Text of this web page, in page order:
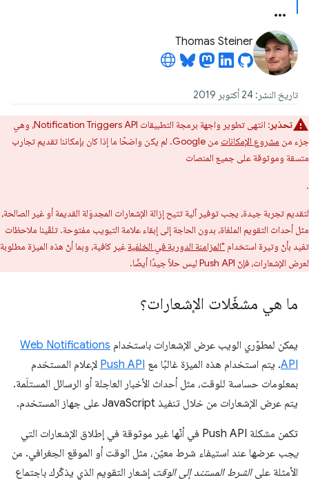
Thomas Steiner
تاريخ النشر: 24 أكتوبر 2019
تحذير
: انتهى تطوير واجهة برمجة التطبيقات Notification Triggers API، وهي
جزء من مشروع الإمكانات
من Google. لم يكن واضحًا ما إذا كان بإمكاننا تقديم تجارب
متسقة وموثوقة على جميع المنصات
.
لتقديم تجربة جيدة، يجب توفير آلية تتيح إزالة الإشعارات المجدوَلة القديمة أو غير الصالحة،
مثل أحداث التقويم الملغاة، بدون الحاجة إلى إبقاء علامة التبويب مفتوحة. تلقّينا ملاحظات
تفيد بأنّ وتيرة استخدام "المزامنة الدورية في الخلفية غير كافية، وبما أنّ هذه الميزة مطلوبة
لعرض الإشعارات، فإنّ Push API ليس حلاً جيدًا أيضًا.
ما هي مشغّلات الإشعارات؟
يمكن لمطوّري الويب عرض الإشعارات باستخدام Web Notifications
API. يتم استخدام هذه الميزة غالبًا مع Push API لإعلام المستخدم
بمعلومات حساسة للوقت، مثل أحداث الأخبار العاجلة أو الرسائل المستلَمة.
يتم عرض الإشعارات من خلال تنفيذ JavaScript على جهاز المستخدم.
تكمن مشكلة Push API في أنّها غير موثوقة في إطلاق الإشعارات التي
يجب عرضها عند استيفاء شرط معيّن، مثل الوقت أو الموقع الجغرافي. من
الأمثلة علىالشرط المستند إلى الوقت إشعار التقويم الذي يذكّرك باجتماع